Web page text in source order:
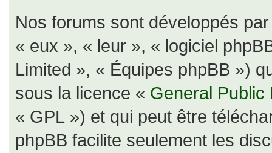
Nos forums sont développés
« eux », « leur », « logiciel
Limited », « Équipes phpBB »)
sous la licence « General Public
« GPL ») et qui peut être
phpBB facilite seulement les